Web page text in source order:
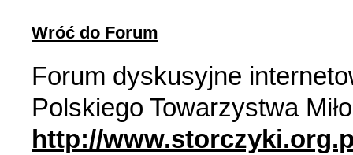
Wróć do Forum
Forum dyskusyjne
Polskiego Towarzystwa
http://